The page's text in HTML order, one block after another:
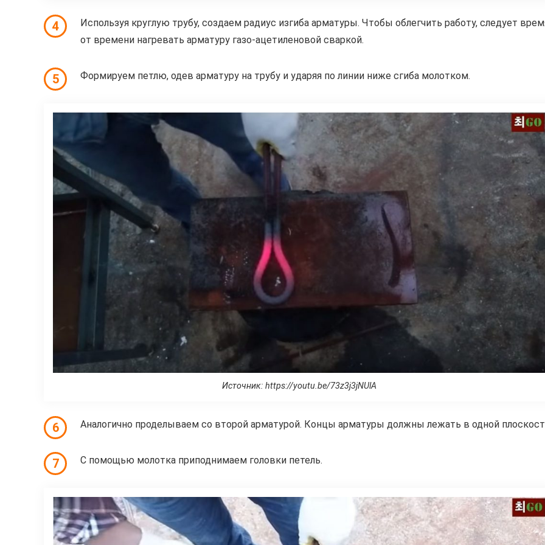
4
Используя круглую трубу, создаем радиус изгиба арматуры. Чтобы облегчить работу, следует
от времени нагревать арматуру газо-ацетиленовой сваркой.
5 Формируем петлю, одев арматуру на трубу и ударяя по линии ниже сгиба молотком.
Источник: https://youtu.be/73z3j3jNUlA
6 Аналогично проделываем со второй арматурой. Концы арматуры должны лежать в одной
7 С помощью молотка приподнимаем головки петель.